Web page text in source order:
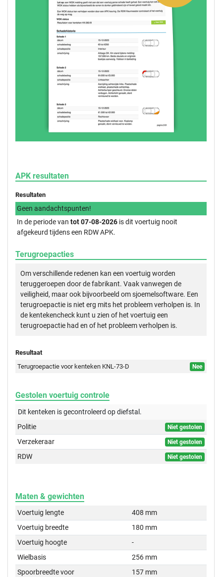
APK resultaten
Resultaten
Geen aandachtspunten!
In de periode van tot 07-08-2026 is dit voertuig nooit
afgekeurd tijdens een RDW APK.
Terugroepacties
Om verschillende redenen kan een voertuig worden
teruggeroepen door de fabrikant. Vaak vanwegen de
veiligheid, maar ook bijvoorbeeld om sjoemelsoftware. Een
terugroepactie is niet erg mits het probleem verholpen is. In
de kentekencheck kunt u zien of het voertuig een
terugroepactie had en of het probleem verholpen is.
Resultaat
Terugroepactie voor kenteken KNL-73-D
Nee
Gestolen voertuig controle
Dit kenteken is gecontroleerd opdiefstal.
Politie
Niet gestolen
Verzekeraar Niet gestolen
RDW Niet gestolen
Maten & gewichten
Voertuig lengte
408 mm
Voertuig breedte
180 mm
Voertuig hoogte
-
Wielbasis
256 mm
Spoorbreedte voor
157 mm